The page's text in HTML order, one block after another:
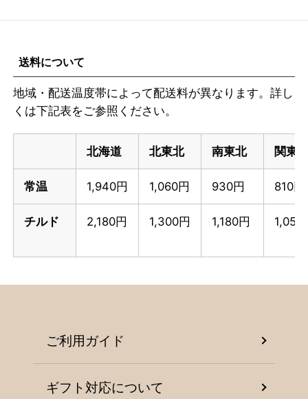
送料について
地域・配送温度帯によって配送料が異なります。詳し
くは下記表をご参照ください。
北海道 北東北 南東北 関東
常温 1,940円 1,060円 930円 810円
チルド 2,180円 1,300円 1,180円 1,050
ご利用ガイド
ギフト対応について